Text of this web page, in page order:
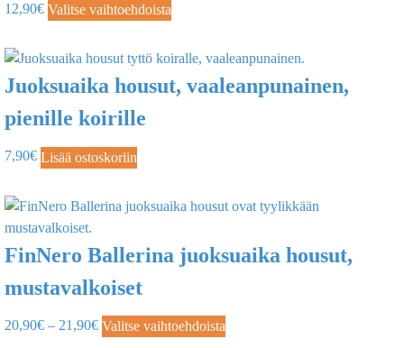
12,90€ Valitse vaihtoehdoista
Juoksuaika housut, vaaleanpunainen,
pienille koirille
7,90€ Lisää ostoskoriin
FinNero Ballerina juoksuaika housut,
mustavalkoiset
20,90€ – 21,90€ Valitse vaihtoehdoista